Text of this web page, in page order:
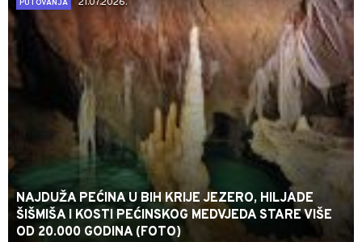
PUTOVANJA
NAJDUŽA PEĆINA U BIH KRIJE JEZERO, HILJADE
ŠIŠMIŠA I KOSTI PEĆINSKOG MEDVJEDA STARE VIŠE
OD 20.000 GODINA (FOTO)